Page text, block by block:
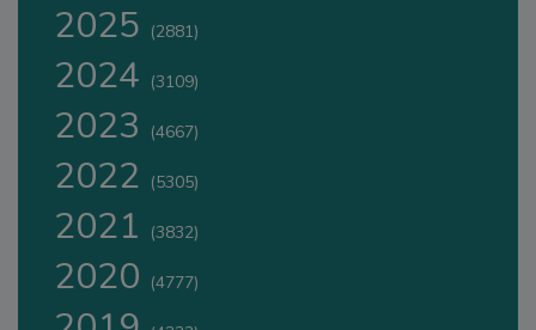
2025 (2881)
2024 (3109)
2023 (4667)
2022 (5305)
2021 (3832)
2020 (4777)